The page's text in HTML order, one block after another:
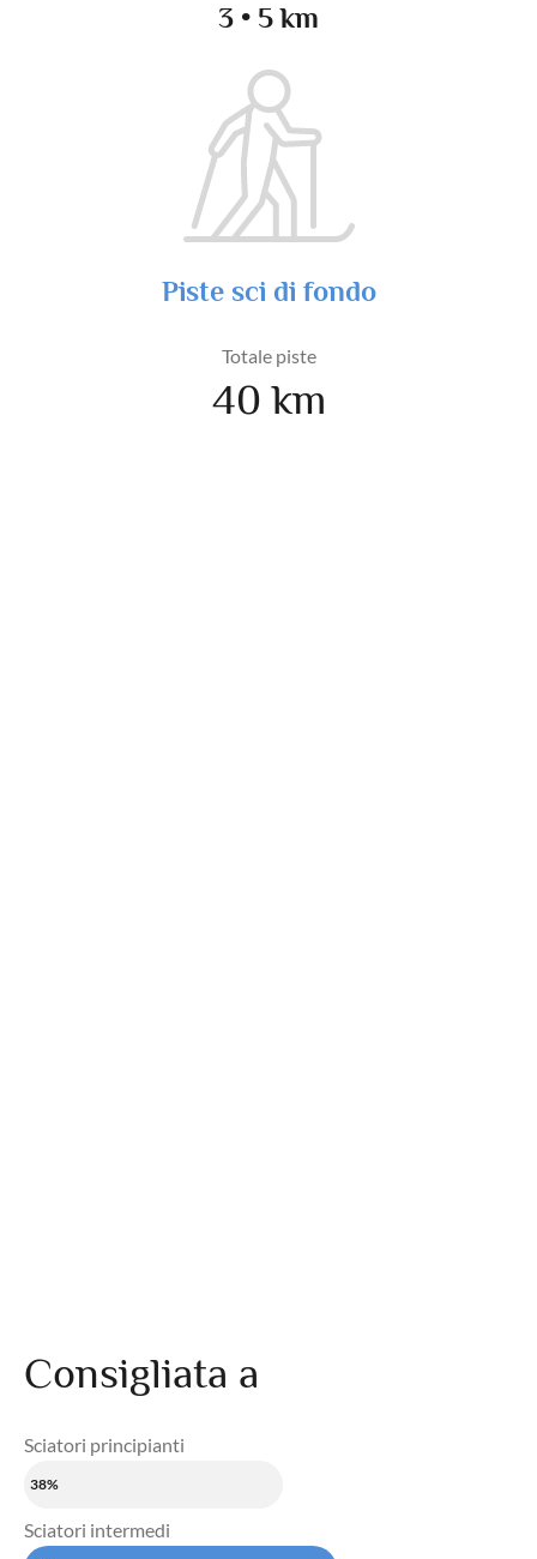
3 • 5 km
Piste sci di fondo
Totale piste
40 km
Consigliata a
Sciatori principianti
38%
Sciatori intermedi